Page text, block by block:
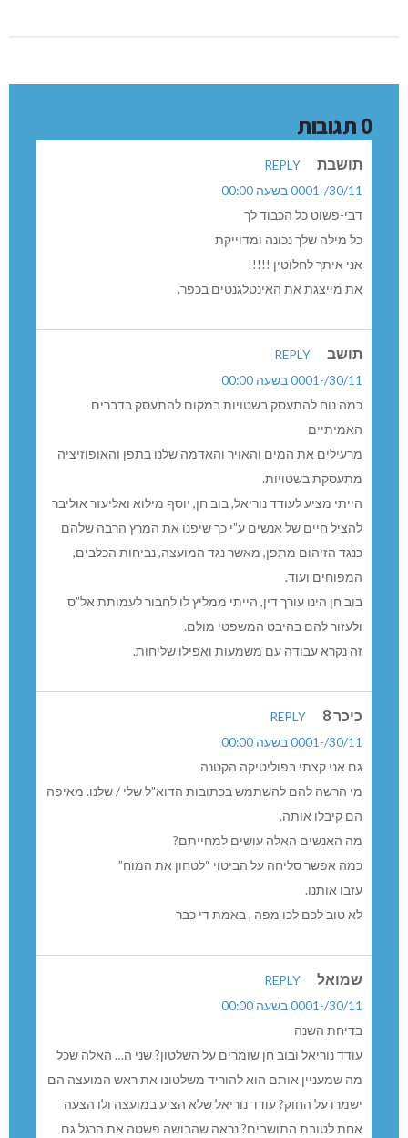
0 תגובות
תושבת
REPLY
30/11/-0001 בשעה 00:00
דבי-פשוט כל הכבוד לך
כל מילה שלך נכונה ומדוייקת
אני איתך לחלוטין !!!!!
את מייצגת את האינטלגנטים בכפר.
תושב
REPLY
30/11/-0001 בשעה 00:00
כמה נוח להתעסק בשטויות במקום להתעסק בדברים
האמיתיים
מרעילים את המים והאויר והאדמה שלנו בתפן והאופוזיציה
מתעסקת בשטויות.
הייתי מציע לעודד נוריאל, בוב חן, יוסף מילוא ואליעזר אוליבר
להציל חיים של אנשים ע”י כך שיפנו את המרץ הרבה שלהם
כנגד הזיהום מתפן, מאשר נגד המועצה, נביחות הכלבים,
המפוחים ועוד.
בוב חן הינו עורך דין, הייתי ממליץ לו לחבור לעמותת אל”ס
ולעזור להם בהיבט המשפטי מולם.
זה נקרא עבודה עם משמעות ואפילו שליחות.
כיכר 8
REPLY
30/11/-0001 בשעה 00:00
גם אני קצתי בפוליטיקה הקטנה
מי הרשה להם להשתמש בכתובות הדוא”ל שלי / שלנו. מאיפה
הם קיבלו אותה.
מה האנשים האלה עושים למחייתם?
כמה אפשר סליחה על הביטוי “לטחון את המוח”
עזבו אותנו.
לא טוב לכם לכו מפה , באמת די כבר
שמואל
REPLY
30/11/-0001 בשעה 00:00
בדיחת השנה
עודד נוריאל ובוב חן שומרים על השלטון? שני ה… האלה שכל
מה שמעניין אותם הוא להוריד משלטונו את ראש המועצה הם
ישמרו על החוק? עודד נוריאל שלא הציע במועצה ולו הצעה
אחת לטובת התושבים? נראה שהבושה פשטה את הרגל גם